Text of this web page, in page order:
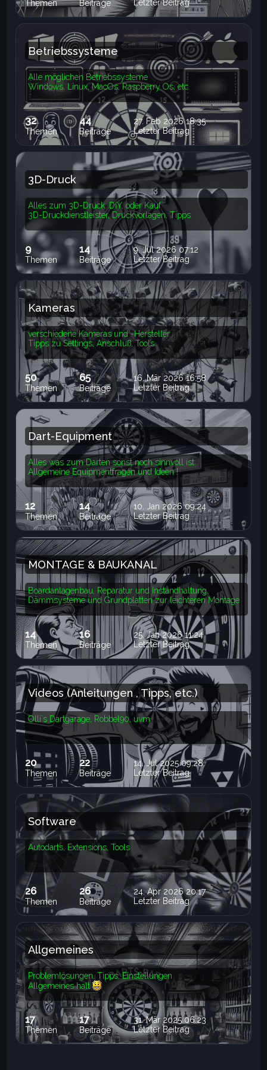
Themen Beiträge
Letzter Beitrag
Betriebssysteme
Alle möglichen Betriebssysteme
Windows, Linux, MacOs, Raspberry Os, etc.
32
Themen
44
Beiträge
27. Feb 2026 18:35
Letzter Beitrag
3D-Druck
Alles zum 3D-Druck: DiY, oder Kauf
3D-Druckdienstleister, Druckvorlagen, Tipps
9
Themen
14
Beiträge
9. Jul 2026 07:12
Letzter Beitrag
Kameras
verschiedene Kameras und -Hersteller
Tipps zu Settings, Anschluß, Tools
50
Themen
65
Beiträge
16. Mär 2026 16:58
Letzter Beitrag
Dart-Equipment
Alles was zum Darten sonst noch sinnvoll ist
Allgemeine Equipmentfragen und Ideen !
12
Themen
14
Beiträge
10. Jan 2026 09:24
Letzter Beitrag
MONTAGE & BAUKANAL
Boardanlagenbau, Reparatur und Instandhaltung,
Dämmsysteme und Grundplatten zur leichteren Montage
14
Themen
16
Beiträge
25. Jan 2026 11:24
Letzter Beitrag
Videos (Anleitungen , Tipps, etc.)
Olli´s Dartgarage, Robbel90, uvm
20
Themen
22
Beiträge
14. Jul 2025 09:28
Letzter Beitrag
Software
Autodarts, Extensions, Tools
26
Themen
26
Beiträge
24. Apr 2026 20:17
Letzter Beitrag
Allgemeines
Problemlösungen, Tipps, Einstellungen
Allgemeines halt
17
Themen
17
Beiträge
31. Mär 2025 06:23
Letzter Beitrag